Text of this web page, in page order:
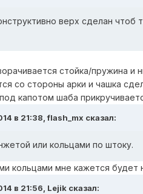
верх сделан чтоб
стойка/пружина
со стороны арки и чашка
капотом шаба
в 21:38, flash_mx сказал:
или кольцами по штоку.
кольцами мне кажется
в 21:56, Lejik сказал: